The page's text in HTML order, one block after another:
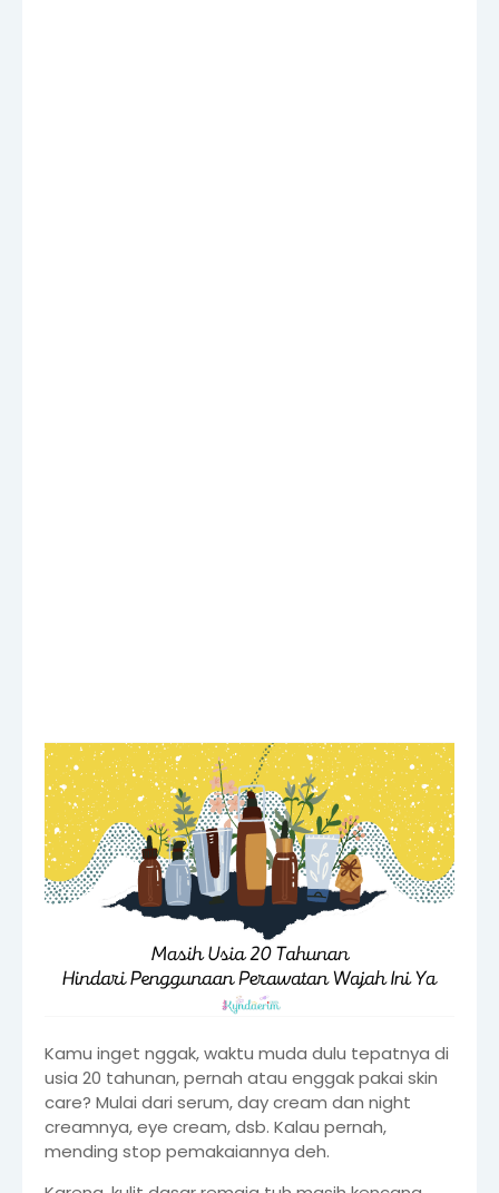
Kamu inget nggak, waktu muda dulu tepatnya di
usia 20 tahunan, pernah atau enggak pakai skin
care? Mulai dari serum, day cream dan night
creamnya, eye cream, dsb. Kalau pernah,
mending stop pemakaiannya deh.